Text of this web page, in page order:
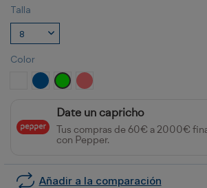
Talla
Color
BLANCOROYAL VERDE FLUORCORAL FLUOR
Date un capricho
Tus compras de 60€ a 2000€
con Pepper.
Añadir a la comparación